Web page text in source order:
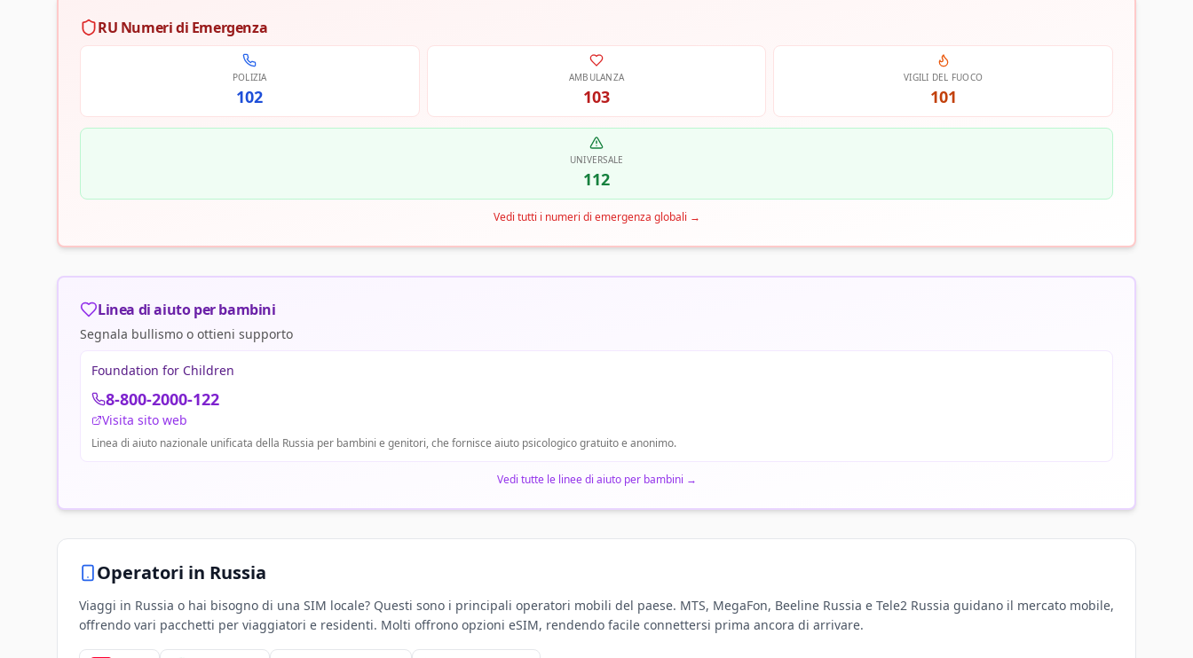
RU Numeri di Emergenza
POLIZIA
102
AMBULANZA
103
VIGILI DEL FUOCO
101
UNIVERSALE
112
Vedi tutti i numeri di emergenza globali →
Linea di aiuto per bambini
Segnala bullismo o ottieni supporto
Foundation for Children
8-800-2000-122
Visita sito web
Linea di aiuto nazionale unificata della Russia per bambini e genitori, che fornisce aiuto psicologico gratuito e anonimo.
Vedi tutte le linee di aiuto per bambini →
Operatori in Russia
Viaggi in Russia o hai bisogno di una SIM locale? Questi sono i principali operatori mobili del paese. MTS, MegaFon, Beeline Russia e Tele2 Russia guidano il mercato mobile,
offrendo vari pacchetti per viaggiatori e residenti. Molti offrono opzioni eSIM, rendendo facile connettersi prima ancora di arrivare.